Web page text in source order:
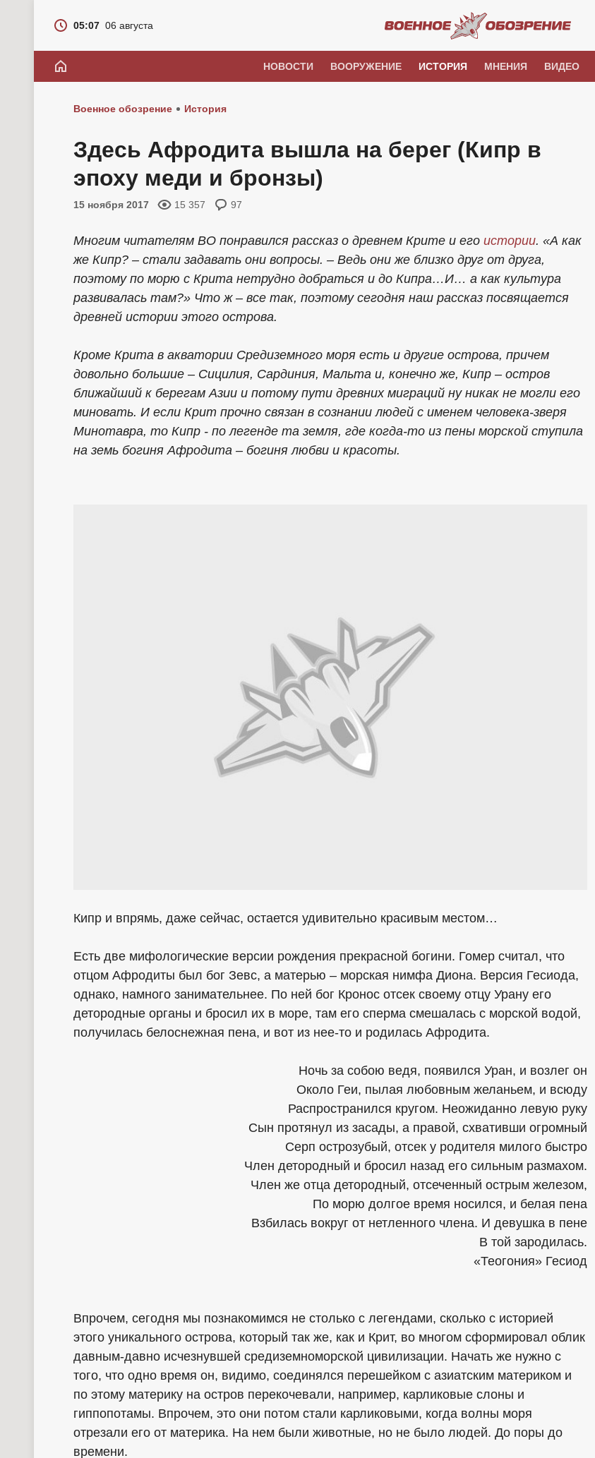
05:07 06 августа
НОВОСТИ ВООРУЖЕНИЕ ИСТОРИЯ МНЕНИЯ ВИДЕО
Военное обозрение История
Здесь Афродита вышла на берег (Кипр в
эпоху меди и бронзы)
15 ноября 2017 15 357 97
Многим читателям ВО понравился рассказ о древнем Крите и его истории. «А как
же Кипр? – стали задавать они вопросы. – Ведь они же близко друг от друга,
поэтому по морю с Крита нетрудно добраться и до Кипра…И… а как культура
развивалась там?» Что ж – все так, поэтому сегодня наш рассказ посвящается
древней истории этого острова.
Кроме Крита в акватории Средиземного моря есть и другие острова, причем
довольно большие – Сицилия, Сардиния, Мальта и, конечно же, Кипр – остров
ближайший к берегам Азии и потому пути древних миграций ну никак не могли его
миновать. И если Крит прочно связан в сознании людей с именем человека-зверя
Минотавра, то Кипр - по легенде та земля, где когда-то из пены морской ступила
на земь богиня Афродита – богиня любви и красоты.
Кипр и впрямь, даже сейчас, остается удивительно красивым местом…
Есть две мифологические версии рождения прекрасной богини. Гомер считал, что
отцом Афродиты был бог Зевс, а матерью – морская нимфа Диона. Версия Гесиода,
однако, намного занимательнее. По ней бог Кронос отсек своему отцу Урану его
детородные органы и бросил их в море, там его сперма смешалась с морской водой,
получилась белоснежная пена, и вот из нее-то и родилась Афродита.
Ночь за собою ведя, появился Уран, и возлег он
Около Геи, пылая любовным желаньем, и всюду
Распространился кругом. Неожиданно левую руку
Сын протянул из засады, а правой, схвативши огромный
Серп острозубый, отсек у родителя милого быстро
Член детородный и бросил назад его сильным размахом.
Член же отца детородный, отсеченный острым железом,
По морю долгое время носился, и белая пена
Взбилась вокруг от нетленного члена. И девушка в пене
В той зародилась.
«Теогония» Гесиод
Впрочем, сегодня мы познакомимся не столько с легендами, сколько с историей
этого уникального острова, который так же, как и Крит, во многом сформировал облик
давным-давно исчезнувшей средиземноморской цивилизации. Начать же нужно с
того, что одно время он, видимо, соединялся перешейком с азиатским материком и
по этому материку на остров перекочевали, например, карликовые слоны и
гиппопотамы. Впрочем, это они потом стали карликовыми, когда волны моря
отрезали его от материка. На нем были животные, но не было людей. До поры до
времени.